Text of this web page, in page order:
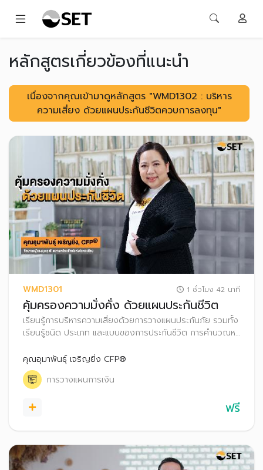
หลักสูตรเกี่ยวข้องที่แนะนำ
เนื่องจากคุณเข้ามาดูหลักสูตร "WMD1302 : บริหาร
ความเสี่ยง ด้วยแผนประกันชีวิตควบการลงทุน"
WMD1301 1 ชั่วโมง 42 นาที
คุ้มครองความมั่งคั่ง ด้วยแผนประกันชีวิต
เรียนรู้การบริหารความเสี่ยงด้วยการวางแผนประกันภัย รวมทั้ง
เรียนรู้ชนิด ประเภท และแบบของการประกันชีวิต การคำนวณหา
ความมั่งคั่งให้ตนเองและครอบครัว
คุณอุมาพันธุ์ เจริญยิ่ง CFP®
การวางแผนการเงิน
ฟรี